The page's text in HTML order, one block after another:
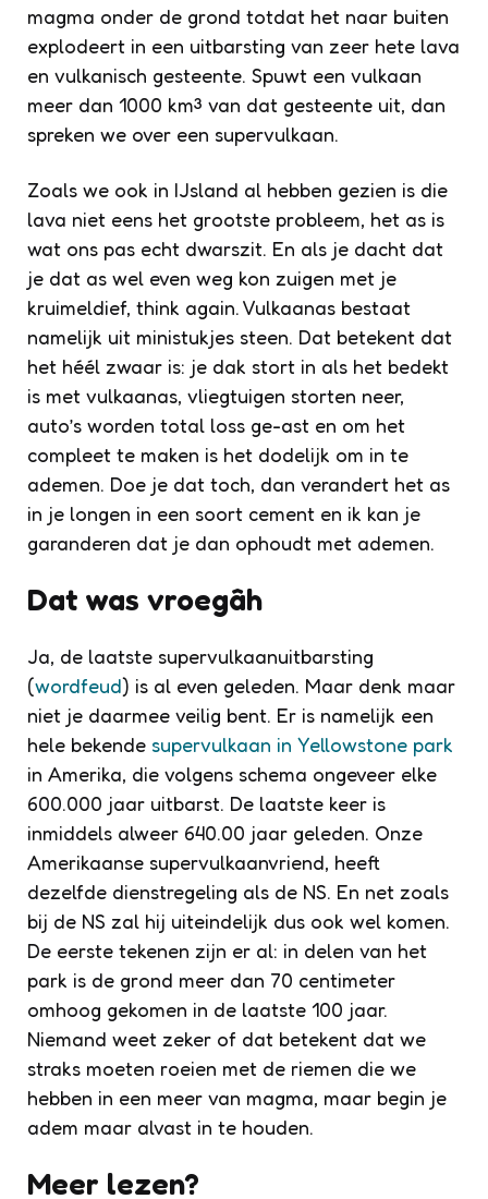
magma onder de grond totdat het naar buiten
explodeert in een uitbarsting van zeer hete lava
en vulkanisch gesteente. Spuwt een vulkaan
meer dan 1000 km³ van dat gesteente uit, dan
spreken we over een supervulkaan.
Zoals we ook in IJsland al hebben gezien is die
lava niet eens het grootste probleem, het as is
wat ons pas echt dwarszit. En als je dacht dat
je dat as wel even weg kon zuigen met je
kruimeldief, think again. Vulkaanas bestaat
namelijk uit ministukjes steen. Dat betekent dat
het héél zwaar is: je dak stort in als het bedekt
is met vulkaanas, vliegtuigen storten neer,
auto’s worden total loss ge-ast en om het
compleet te maken is het dodelijk om in te
ademen. Doe je dat toch, dan verandert het as
in je longen in een soort cement en ik kan je
garanderen dat je dan ophoudt met ademen.
Dat was vroegâh
Ja, de laatste supervulkaanuitbarsting
(wordfeud) is al even geleden. Maar denk maar
niet je daarmee veilig bent. Er is namelijk een
hele bekende supervulkaan in Yellowstone park
in Amerika, die volgens schema ongeveer elke
600.000 jaar uitbarst. De laatste keer is
inmiddels alweer 640.00 jaar geleden. Onze
Amerikaanse supervulkaanvriend, heeft
dezelfde dienstregeling als de NS. En net zoals
bij de NS zal hij uiteindelijk dus ook wel komen.
De eerste tekenen zijn er al: in delen van het
park is de grond meer dan 70 centimeter
omhoog gekomen in de laatste 100 jaar.
Niemand weet zeker of dat betekent dat we
straks moeten roeien met de riemen die we
hebben in een meer van magma, maar begin je
adem maar alvast in te houden.
Meer lezen?